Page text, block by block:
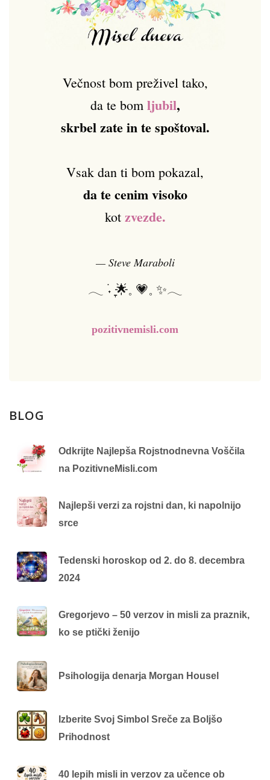
Večnost bom preživel tako,
da te bom ljubil,
skrbel zate in te spoštoval.
Vsak dan ti bom pokazal,
da te cenim visoko
kot zvezde.
— Steve Maraboli
𓂃 ࣪˖ ִֶָ🌟𓈒 💗𓈒 ✨𓂃
pozitivnemisli.com
BLOG
Odkrijte Najlepša Rojstnodnevna Voščila
na PozitivneMisli.com
Najlepši verzi za rojstni dan, ki napolnijo
srce
Tedenski horoskop od 2. do 8. decembra
2024
Gregorjevo – 50 verzov in misli za praznik,
ko se ptički ženijo
Psihologija denarja Morgan Housel
Izberite Svoj Simbol Sreče za Boljšo
Prihodnost
40 lepih misli in verzov za učence ob